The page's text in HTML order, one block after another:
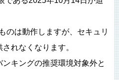
のは動作しますが、セキュリ
れなくなります。
キングの推奨環境対象外と